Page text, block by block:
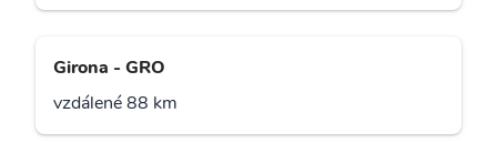
Girona - GRO
vzdálené 88 km